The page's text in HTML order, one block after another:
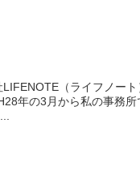
（ライフノー